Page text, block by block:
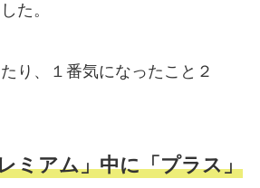
た。
り、１番気になったこと２
ミアム」中に「プラス」